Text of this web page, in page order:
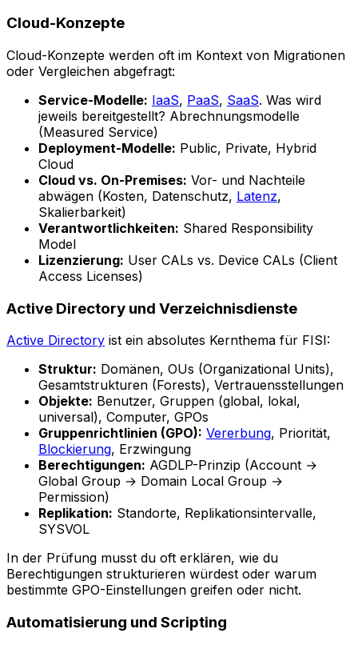
Cloud-Konzepte
Cloud-Konzepte werden oft im Kontext von Migrationen
oder Vergleichen abgefragt:
Service-Modelle: IaaS, PaaS, SaaS. Was wird
jeweils bereitgestellt? Abrechnungsmodelle
(Measured Service)
Deployment-Modelle: Public, Private, Hybrid
Cloud
Cloud vs. On-Premises: Vor- und Nachteile
abwägen (Kosten, Datenschutz, Latenz,
Skalierbarkeit)
Verantwortlichkeiten: Shared Responsibility
Model
Lizenzierung: User CALs vs. Device CALs (Client
Access Licenses)
Active Directory und Verzeichnisdienste
Active Directory ist ein absolutes Kernthema für FISI:
Struktur: Domänen, OUs (Organizational Units),
Gesamtstrukturen (Forests), Vertrauensstellungen
Objekte: Benutzer, Gruppen (global, lokal,
universal), Computer, GPOs
Gruppenrichtlinien (GPO): Vererbung, Priorität,
Blockierung, Erzwingung
Berechtigungen: AGDLP-Prinzip (Account →
Global Group → Domain Local Group →
Permission)
Replikation: Standorte, Replikationsintervalle,
SYSVOL
In der Prüfung musst du oft erklären, wie du
Berechtigungen strukturieren würdest oder warum
bestimmte GPO-Einstellungen greifen oder nicht.
Automatisierung und Scripting